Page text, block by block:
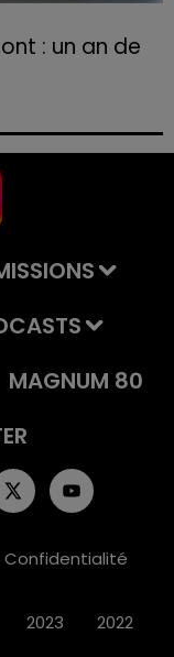
: un an de
MAGNUM 80
Confidentialité
2023 2022